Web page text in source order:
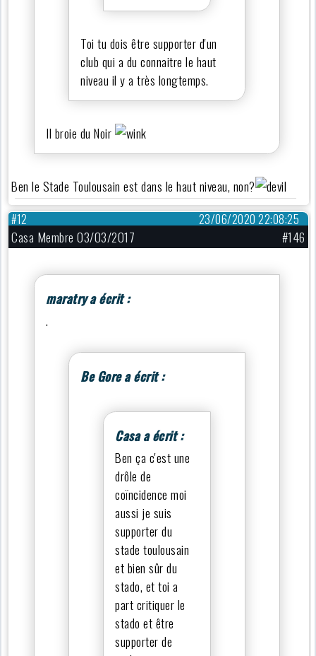
Toi tu dois être supporter d'un
club qui a du connaitre le haut
niveau il y a très longtemps.
Il broie du Noir
Ben le Stade Toulousain est dans le haut niveau, non?
23/06/2020 22:08:25
#12
Casa Membre 03/03/2017 #146
maratry a écrit :
.
Be Gore a écrit :
Casa a écrit :
Ben ça c'est une
drôle de
coïncidence moi
aussi je suis
supporter du
stade toulousain
et bien sûr du
stado, et toi a
part critiquer le
stado et être
supporter de